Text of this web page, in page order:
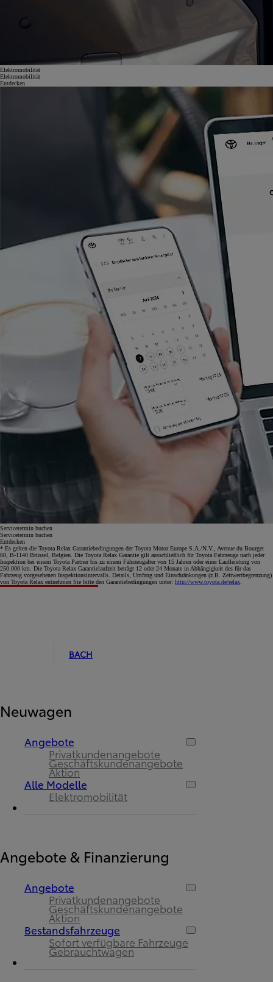
Elektromobilität
Elektromobilität
Entdecken
Servicetermin buchen
Servicetermin buchen
Entdecken
* Es gelten die Toyota Relax Garantiebedingungen der Toyota Motor Europe S.A./N.V., Avenue du Bourget
60, B-1140 Brüssel, Belgien. Die Toyota Relax Garantie gilt ausschließlich für Toyota Fahrzeuge nach jeder
Inspektion bei einem Toyota Partner bis zu einem Fahrzeugalter von 15 Jahren oder einer Laufleistung von
250.000 km. Die Toyota Relax Garantielaufzeit beträgt 12 oder 24 Monate in Abhängigkeit des für das
Fahrzeug vorgesehenen Inspektionsintervalls. Details, Umfang und Einschränkungen (z.B. Zeitwertbegrenzung)
von Toyota Relax entnehmen Sie bitte den Garantiebedingungen unter: http://www.toyota.de/relax.
BACH
Neuwagen
Angebote
Privatkundenangebote
Geschäftskundenangebote
Aktion
Alle Modelle
Elektromobilität
Angebote & Finanzierung
Angebote
Privatkundenangebote
Geschäftskundenangebote
Aktion
Bestandsfahrzeuge
Sofort verfügbare Fahrzeuge
Gebrauchtwagen